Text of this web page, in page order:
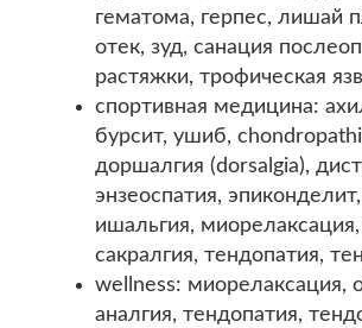
гематома, герпес, лишай
отек, зуд, санация
растяжки, трофическая
спортивная медицина:
бурсит, ушиб,
доршалгия (dorsalgia),
энзеоспатия,
ишальгия, миорелаксация,
сакралгия, тендопатия,
wellness: миорелаксация,
аналгия, тендопатия,